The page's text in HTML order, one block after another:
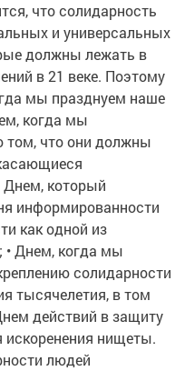
что солидарность
и универсальных
должны лежать в
в 21 веке. Поэтому
мы празднуем наше
когда мы
том, что они должны
который
информированности
как одной из
• Днем, когда мы
солидарности
тысячелетия, в том
действий в защиту
нищеты.
людей